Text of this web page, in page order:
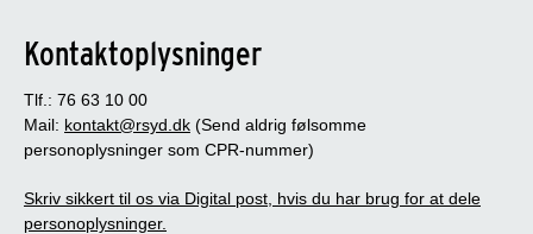
Kontaktoplysninger
Tlf.: 76 63 10 00
Mail: kontakt@rsyd.dk (Send aldrig følsomme
personoplysninger som CPR-nummer)
Skriv sikkert til os via Digital post, hvis du har brug for at dele
personoplysninger.